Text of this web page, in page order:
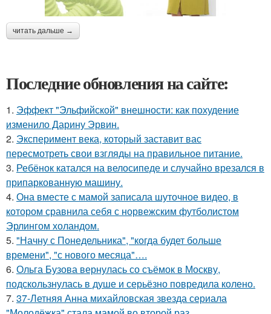
читать дальше →
Последние обновления на сайте:
1. Эффект "Эльфийской" внешности: как похудение
изменило Дарину Эрвин.
2. Эксперимент века, который заставит вас
пересмотреть свои взгляды на правильное питание.
3. Ребёнок катался на велосипеде и случайно врезался в
припаркованную машину.
4. Она вместе с мамой записала шуточное видео, в
котором сравнила себя с норвежским футболистом
Эрлингом холандом.
5. "Начну с Понедельника", "когда будет больше
времени", "с нового месяца"….
6. Ольга Бузова вернулась со съёмок в Москву,
подскользнулась в душе и серьёзно повредила колено.
7. 37-Летняя Анна михайловская звезда сериала